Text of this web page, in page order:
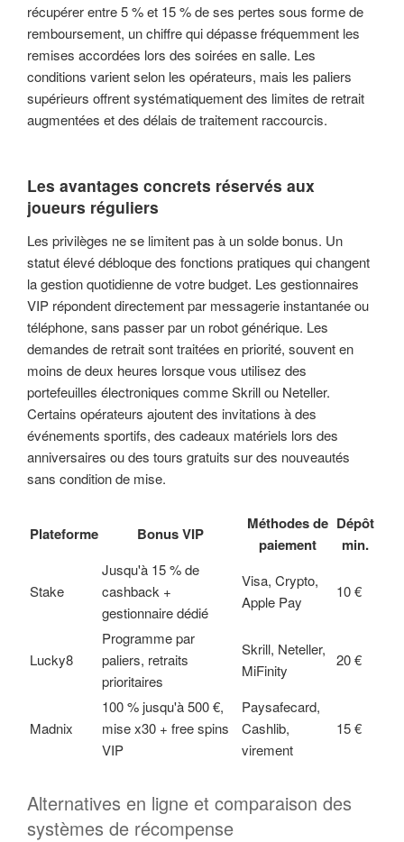
récupérer entre 5 % et 15 % de ses pertes sous forme de
remboursement, un chiffre qui dépasse fréquemment les
remises accordées lors des soirées en salle. Les
conditions varient selon les opérateurs, mais les paliers
supérieurs offrent systématiquement des limites de retrait
augmentées et des délais de traitement raccourcis.
Les avantages concrets réservés aux
joueurs réguliers
Les privilèges ne se limitent pas à un solde bonus. Un
statut élevé débloque des fonctions pratiques qui changent
la gestion quotidienne de votre budget. Les gestionnaires
VIP répondent directement par messagerie instantanée ou
téléphone, sans passer par un robot générique. Les
demandes de retrait sont traitées en priorité, souvent en
moins de deux heures lorsque vous utilisez des
portefeuilles électroniques comme Skrill ou Neteller.
Certains opérateurs ajoutent des invitations à des
événements sportifs, des cadeaux matériels lors des
anniversaires ou des tours gratuits sur des nouveautés
sans condition de mise.
Plateforme Bonus VIP
Méthodes de
paiement
Dépôt
min.
Stake
Jusqu'à 15 % de
cashback +
gestionnaire dédié
Visa, Crypto,
Apple Pay
10 €
Lucky8
Programme par
paliers, retraits
prioritaires
Skrill, Neteller,
MiFinity
20 €
Madnix
100 % jusqu'à 500 €,
mise x30 + free spins
VIP
Paysafecard,
Cashlib,
virement
15 €
Alternatives en ligne et comparaison des
systèmes de récompense